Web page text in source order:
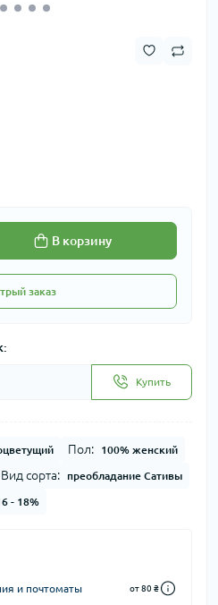
В корзину
заказ
Купить
Пол: 100% женский
Вид сорта: преобладание Сативы
- 18%
и почтоматы от 80 ₴